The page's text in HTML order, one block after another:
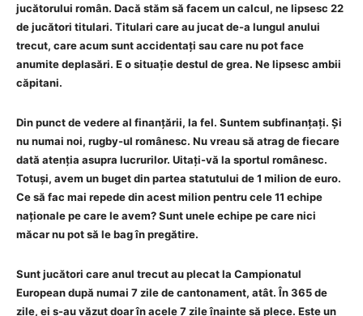
jucătorului român. Dacă stăm să facem un calcul, ne lipsesc 22
de jucători titulari. Titulari care au jucat de-a lungul anului
trecut, care acum sunt accidentați sau care nu pot face
anumite deplasări. E o situație destul de grea. Ne lipsesc ambii
căpitani.
Din punct de vedere al finanțării, la fel. Suntem subfinanțați. Și
nu numai noi, rugby-ul românesc. Nu vreau să atrag de fiecare
dată atenția asupra lucrurilor. Uitați-vă la sportul românesc.
Totuși, avem un buget din partea statutului de 1 milion de euro.
Ce să fac mai repede din acest milion pentru cele 11 echipe
naționale pe care le avem? Sunt unele echipe pe care nici
măcar nu pot să le bag în pregătire.
Sunt jucători care anul trecut au plecat la Campionatul
European după numai 7 zile de cantonament, atât. În 365 de
zile, ei s-au văzut doar în acele 7 zile înainte să plece. Este un